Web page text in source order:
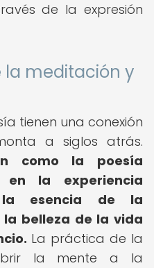
de la expresión
la meditación y
tienen una conexión
a siglos atrás.
como la poesía
en la experiencia
la esencia de la
belleza de la vida
La práctica de la
la mente a la